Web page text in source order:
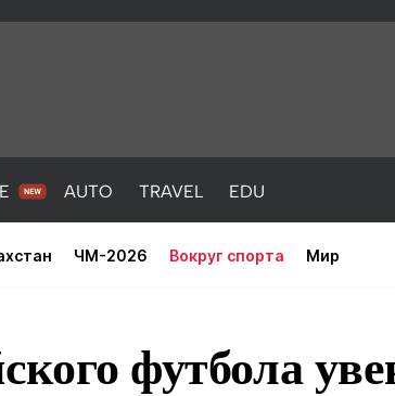
AUTO TRAVEL EDU
ЧМ-2026 Вокруг спорта Мир
футбола